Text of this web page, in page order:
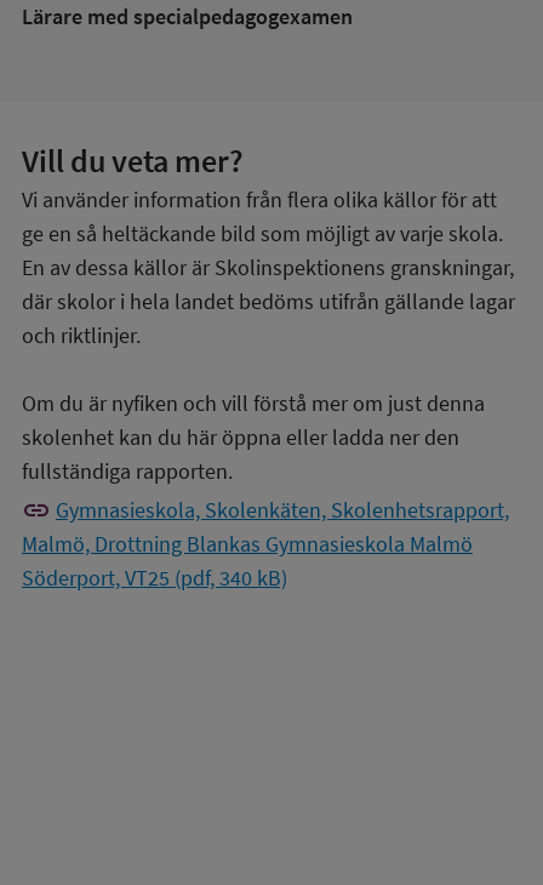
Lärare med specialpedagog­examen
Vill du veta mer?
Vi använder information från flera olika källor för att
ge en så heltäckande bild som möjligt av varje skola.
En av dessa källor är Skolinspektionens granskningar,
där skolor i hela landet bedöms utifrån gällande lagar
och riktlinjer.
Om du är nyfiken och vill förstå mer om just denna
skolenhet kan du här öppna eller ladda ner den
fullständiga rapporten.
link Gymnasieskola, Skolenkäten, Skolenhetsrapport,
Malmö, Drottning Blankas Gymnasieskola Malmö
Söderport, VT25 (pdf, 340 kB)